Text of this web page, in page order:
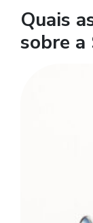
Quais
sobre a